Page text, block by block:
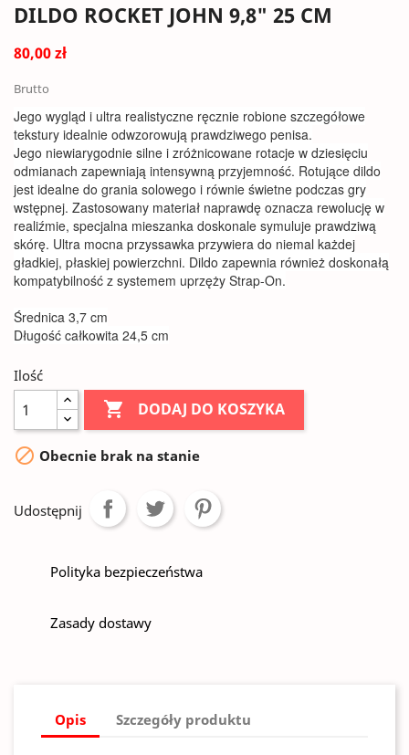
DILDO ROCKET JOHN 9,8" 25 CM
80,00 zł
Brutto
Jego wygląd i ultra realistyczne ręcznie robione szczegółowe
tekstury idealnie odwzorowują prawdziwego penisa.
Jego niewiarygodnie silne i zróżnicowane rotacje w dziesięciu
odmianach zapewniają intensywną przyjemność. Rotujące dildo
jest idealne do grania solowego i równie świetne podczas gry
wstępnej. Zastosowany materiał naprawdę oznacza rewolucję w
realiźmie, specjalna mieszanka doskonale symuluje prawdziwą
skórę. Ultra mocna przyssawka przywiera do niemal każdej
gładkiej, płaskiej powierzchni. Dildo zapewnia również doskonałą
kompatybilność z systemem uprzęży Strap-On.
Średnica 3,7 cm
Długość całkowita 24,5 cm
Ilość
 DODAJ DO KOSZYKA
 Obecnie brak na stanie
Udostępnij
Polityka bezpieczeństwa
Zasady dostawy
Opis Szczegóły produktu